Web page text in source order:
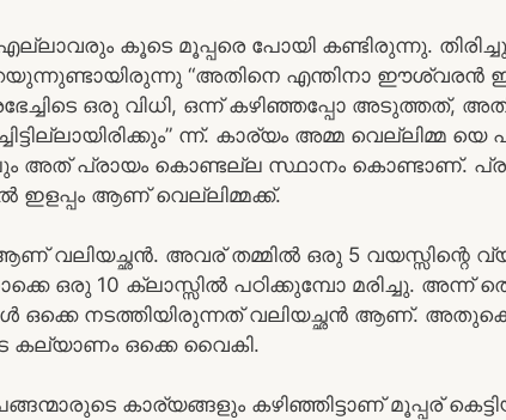
കൂടെ മൂപ്പരെ പോയി കണ്ടിരുന്നു. തിരിച്ചു
“അതിനെ എന്തിനാ ഈശ്വരൻ
ഒരു വിധി, ഒന്ന് കഴിഞ്ഞപ്പോ അടുത്തത്,
ന്ന്. കാര്യം അമ്മ വെല്ലിമ്മ യെ
അത് പ്രായം കൊണ്ടല്ല സ്ഥാനം കൊണ്ടാണ്.
ഇളപ്പം ആണ് വെല്ലിമ്മക്ക്.
വലിയച്ഛൻ. അവര് തമ്മിൽ ഒരു 5 വയസ്സിന്റെ
ഒരു 10 ക്ലാസ്സിൽ പഠിക്കുമ്പോ മരിച്ചു. അന്ന്
ഒക്കെ നടത്തിയിരുന്നത് വലിയച്ഛൻ ആണ്‌.
കല്യാണം ഒക്കെ വൈകി.
കാര്യങ്ങളും കഴിഞ്ഞിട്ടാണ് മൂപ്പര്